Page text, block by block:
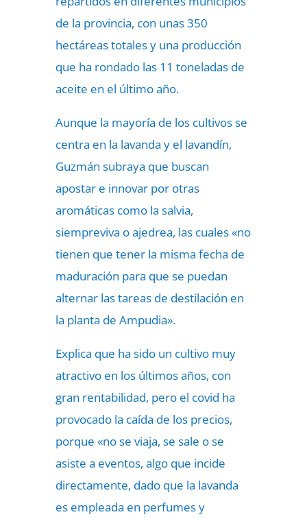
de la provincia, con unas 350
hectáreas totales y una producción
que ha rondado las 11 toneladas de
aceite en el último año.
Aunque la mayoría de los cultivos se
centra en la lavanda y el lavandín,
Guzmán subraya que buscan
apostar e innovar por otras
aromáticas como la salvia,
siempreviva o ajedrea, las cuales «no
tienen que tener la misma fecha de
maduración para que se puedan
alternar las tareas de destilación en
la planta de Ampudia».
Explica que ha sido un cultivo muy
atractivo en los últimos años, con
gran rentabilidad, pero el covid ha
provocado la caída de los precios,
porque «no se viaja, se sale o se
asiste a eventos, algo que incide
directamente, dado que la lavanda
es empleada en perfumes y